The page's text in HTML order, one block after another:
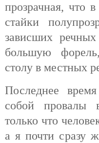
прозрачная, что
стайки
зависших
большую
столу в местных
Последнее
собой
только что
а я почти сразу